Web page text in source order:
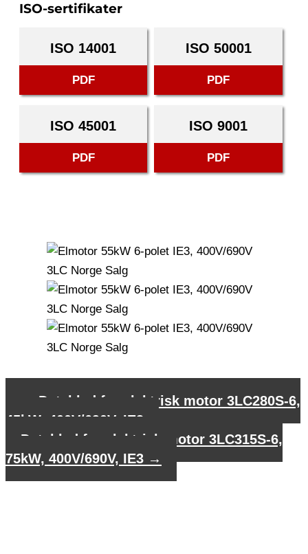
ISO-sertifikater
ISO 14001
PDF
ISO 50001
PDF
ISO 45001
PDF
ISO 9001
PDF
Datablad for elektrisk motor 3LC280S-6,
45kW, 400V/690V, IE3
Datablad for elektrisk motor 3LC315S-6,
75kW, 400V/690V, IE3 →